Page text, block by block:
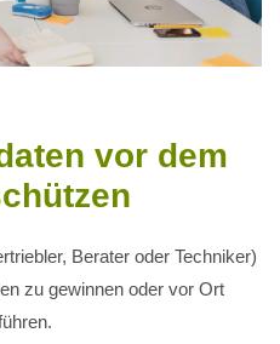
vor dem
Berater oder Techniker)
zu gewinnen oder vor Ort